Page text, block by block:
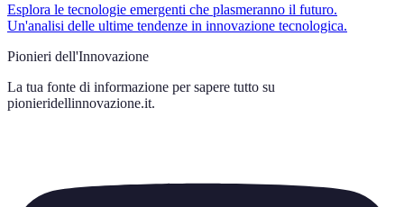
Esplora le tecnologie emergenti che plasmeranno il futuro.
Un'analisi delle ultime tendenze in innovazione tecnologica.
Pionieri dell'Innovazione
La tua fonte di informazione per sapere tutto su
pionieridellinnovazione.it.